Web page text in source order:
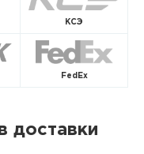
КСЭ
FedEx
доставки